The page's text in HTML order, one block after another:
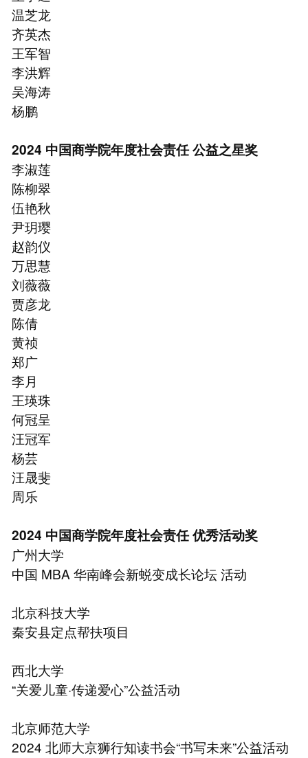
温芝⻰
⻬英杰
王军智
李洪辉
吴海涛
杨鹏
2024 中国商学院年度社会责任 公益之星奖
李淑莲
陈柳翠
伍艳秋
尹玥璎
赵韵仪
万思慧
刘薇薇
贾彦⻰
陈倩
⻩祯
郑广
李月
王瑛珠
何冠呈
汪冠军
杨芸
汪晟斐
周乐
2024 中国商学院年度社会责任 优秀活动奖
广州大学
中国 MBA 华南峰会新蜕变成⻓论坛 活动
北京科技大学
秦安县定点帮扶项目
⻄北大学
“关爱儿童·传递爱心”公益活动
北京师范大学
2024 北师大京狮行知读书会“书写未来”公益活动